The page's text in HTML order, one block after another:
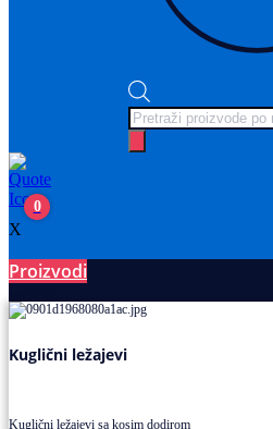
Products
search
0
X
Proizvodi
Kuglični ležajevi
Kuglični ležajevi sa kosim dodirom